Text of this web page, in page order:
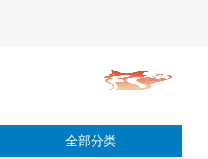
全部分类